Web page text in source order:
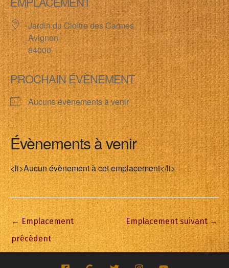
Jardin du Cloître des Carmes
Avignon
84000
PROCHAIN ÉVÈNEMENT
Aucuns évènements à venir
Évènements à venir
<li>Aucun évènement à cet emplacement</li>
←Emplacement
précédent
Emplacement suivant→